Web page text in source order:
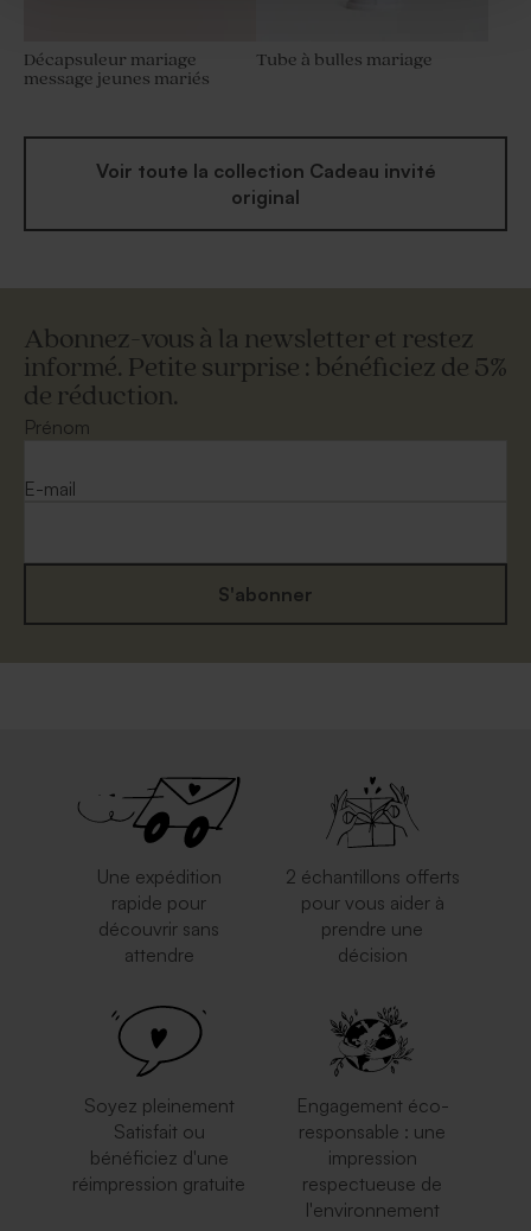
Décapsuleur mariage
message jeunes mariés
Tube à bulles mariage
Voir toute la collection Cadeau invité
original
Abonnez-vous à la newsletter et restez
informé. Petite surprise : bénéficiez de 5%
de réduction.
Prénom
E-mail
S'abonner
Une expédition
rapide pour
découvrir sans
attendre
2 échantillons offerts
pour vous aider à
prendre une
décision
Soyez pleinement
Satisfait ou
bénéficiez d'une
réimpression gratuite
Engagement éco-
responsable : une
impression
respectueuse de
l'environnement